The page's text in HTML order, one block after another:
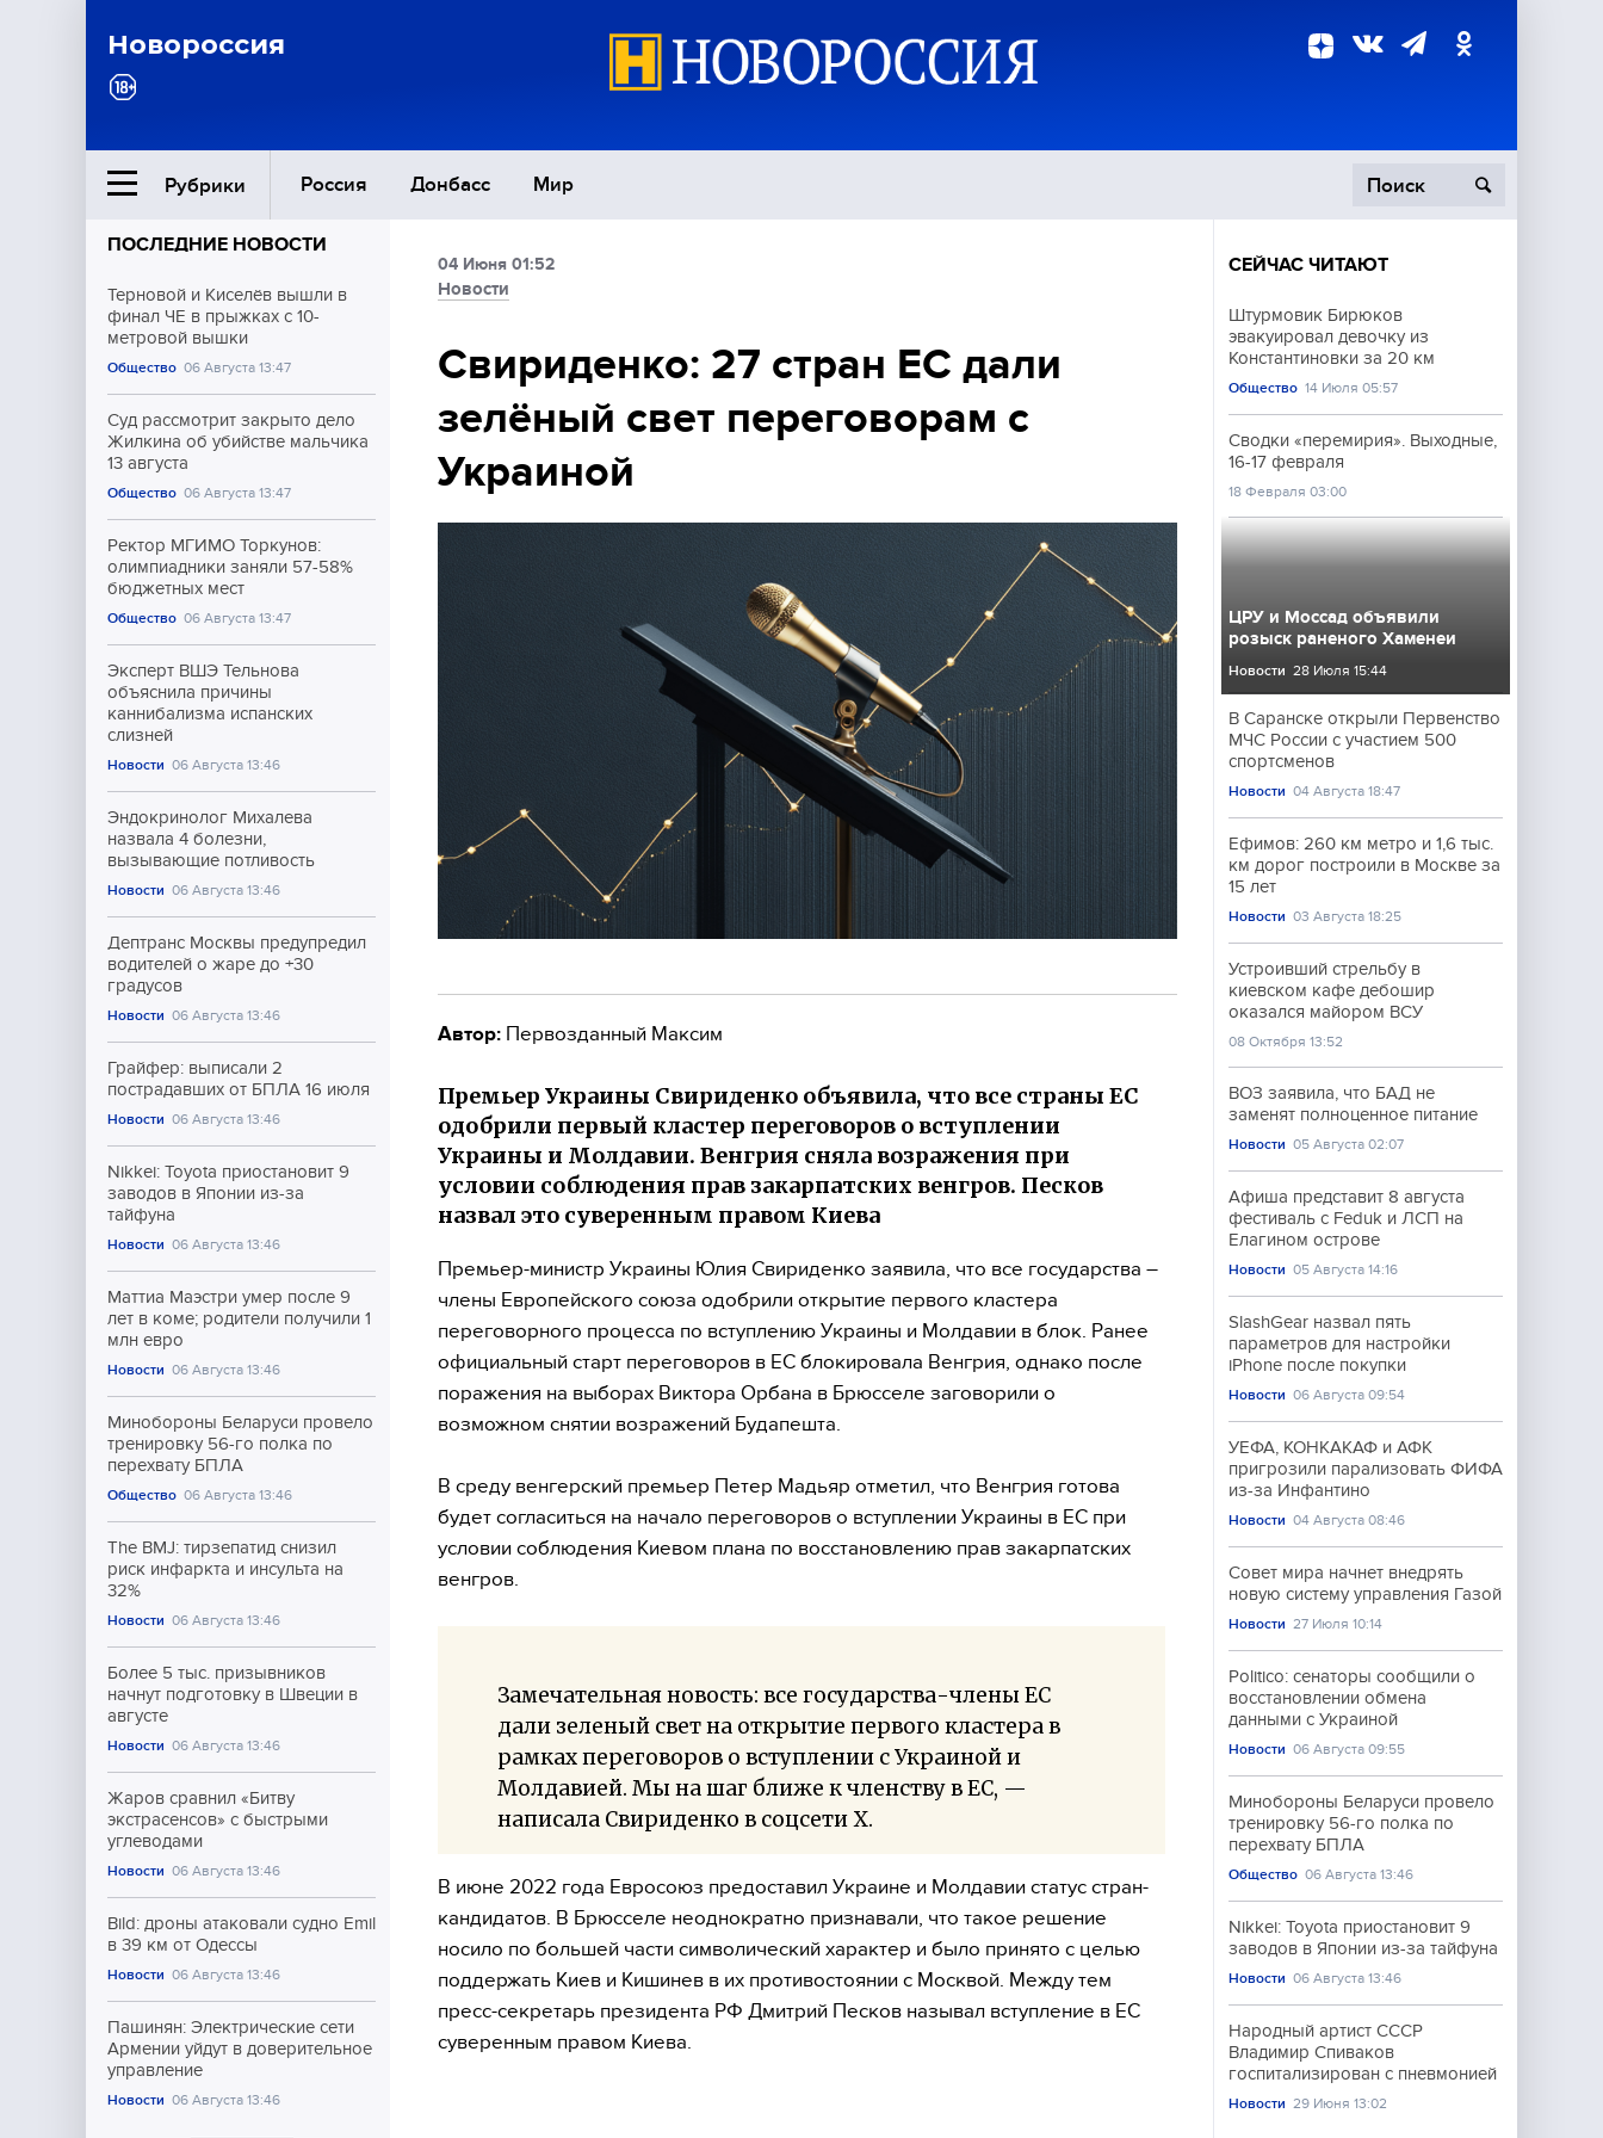
Новороссия
Рубрики Россия Донбасс Мир
Ближний Восток
Общество
Экономика
Происшествия
Культура
Спорт
ПОСЛЕДНИЕ НОВОСТИ
Терновой и Киселёв вышли в
финал ЧЕ в прыжках с 10-
метровой вышки
Общество 06 Августа 13:47
Суд рассмотрит закрыто дело
Жилкина об убийстве мальчика
13 августа
Общество 06 Августа 13:47
Ректор МГИМО Торкунов:
олимпиадники заняли 57-58%
бюджетных мест
Общество 06 Августа 13:47
Эксперт ВШЭ Тельнова
объяснила причины
каннибализма испанских
слизней
Новости 06 Августа 13:46
Эндокринолог Михалева
назвала 4 болезни,
вызывающие потливость
Новости 06 Августа 13:46
Дептранс Москвы предупредил
водителей о жаре до +30
градусов
Новости 06 Августа 13:46
Грайфер: выписали 2
пострадавших от БПЛА 16 июля
Новости 06 Августа 13:46
Nikkei: Toyota приостановит 9
заводов в Японии из-за
тайфуна
Новости 06 Августа 13:46
Маттиа Маэстри умер после 9
лет в коме; родители получили 1
млн евро
Новости 06 Августа 13:46
Минобороны Беларуси провело
тренировку 56-го полка по
перехвату БПЛА
Общество 06 Августа 13:46
The BMJ: тирзепатид снизил
риск инфаркта и инсульта на
32%
Новости 06 Августа 13:46
Более 5 тыс. призывников
начнут подготовку в Швеции в
августе
Новости 06 Августа 13:46
Жаров сравнил «Битву
экстрасенсов» с быстрыми
углеводами
Новости 06 Августа 13:46
Bild: дроны атаковали судно Emil
в 39 км от Одессы
Новости 06 Августа 13:46
Пашинян: Электрические сети
Армении уйдут в доверительное
управление
Новости 06 Августа 13:46
04 Июня 01:52
Новости
Свириденко: 27 стран ЕС дали
зелёный свет переговорам с
Украиной
Автор: Первозданный Максим
Премьер Украины Свириденко объявила, что все страны ЕС
одобрили первый кластер переговоров о вступлении
Украины и Молдавии. Венгрия сняла возражения при
условии соблюдения прав закарпатских венгров. Песков
назвал это суверенным правом Киева
Премьер-министр Украины Юлия Свириденко заявила, что все государства –
члены Европейского союза одобрили открытие первого кластера
переговорного процесса по вступлению Украины и Молдавии в блок. Ранее
официальный старт переговоров в ЕС блокировала Венгрия, однако после
поражения на выборах Виктора Орбана в Брюсселе заговорили о
возможном снятии возражений Будапешта.
В среду венгерский премьер Петер Мадьяр отметил, что Венгрия готова
будет согласиться на начало переговоров о вступлении Украины в ЕС при
условии соблюдения Киевом плана по восстановлению прав закарпатских
венгров.
Замечательная новость: все государства-члены ЕС
дали зеленый свет на открытие первого кластера в
рамках переговоров о вступлении с Украиной и
Молдавией. Мы на шаг ближе к членству в ЕС, —
написала Свириденко в соцсети Х.
В июне 2022 года Евросоюз предоставил Украине и Молдавии статус стран-
кандидатов. В Брюсселе неоднократно признавали, что такое решение
носило по большей части символический характер и было принято с целью
поддержать Киев и Кишинев в их противостоянии с Москвой. Между тем
пресс-секретарь президента РФ Дмитрий Песков называл вступление в ЕС
суверенным правом Киева.
СЕЙЧАС ЧИТАЮТ
Штурмовик Бирюков
эвакуировал девочку из
Константиновки за 20 км
Общество 14 Июля 05:57
Сводки «перемирия». Выходные,
16-17 февраля
18 Февраля 03:00
ЦРУ и Моссад объявили
розыск раненого Хаменеи
Новости 28 Июля 15:44
В Саранске открыли Первенство
МЧС России с участием 500
спортсменов
Новости 04 Августа 18:47
Ефимов: 260 км метро и 1,6 тыс.
км дорог построили в Москве за
15 лет
Новости 03 Августа 18:25
Устроивший стрельбу в
киевском кафе дебошир
оказался майором ВСУ
08 Октября 13:52
ВОЗ заявила, что БАД не
заменят полноценное питание
Новости 05 Августа 02:07
Афиша представит 8 августа
фестиваль с Feduk и ЛСП на
Елагином острове
Новости 05 Августа 14:16
SlashGear назвал пять
параметров для настройки
iPhone после покупки
Новости 06 Августа 09:54
УЕФА, КОНКАКАФ и АФК
пригрозили парализовать ФИФА
из-за Инфантино
Новости 04 Августа 08:46
Совет мира начнет внедрять
новую систему управления Газой
Новости 27 Июля 10:14
Politico: сенаторы сообщили о
восстановлении обмена
данными с Украиной
Новости 06 Августа 09:55
Минобороны Беларуси провело
тренировку 56-го полка по
перехвату БПЛА
Общество 06 Августа 13:46
Nikkei: Toyota приостановит 9
заводов в Японии из-за тайфуна
Новости 06 Августа 13:46
Народный артист СССР
Владимир Спиваков
госпитализирован с пневмонией
Новости 29 Июня 13:02